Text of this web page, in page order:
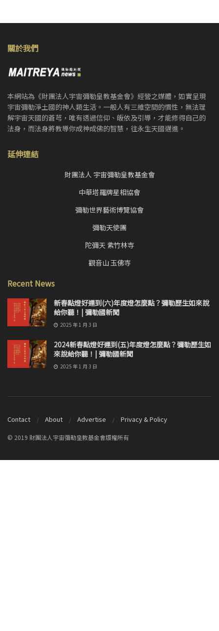
關於我們
本網站為《財團法人宇宙彌勒皇教基金會》經營之媒體，如實呈現
宇宙彌勒淨土國的神人類生活。一般人有三維空間的慣性，無法理
解宇宙天國的蒼芎，唯有透過信仰、皈依及引導，才能修得自己的
法身，而法身將教導你成神成佛的智慧，往永生天國邁進。
延伸連結
財團法人 宇宙彌勒皇教基金會
中華塔羅牌星相協會
彌勒世界藝術博覽協會
彌勒天使團
陀彌天 紫竹林寺
觀音山 玉佛寺
Recent News
新春點燈好運到(六)年度燈怎麼點？彌勒歷生如來說
給你聽！| 彌勒國新聞
2025 年 1 月 3 日
2024新春點燈好運到(五)年度燈怎麼點？彌勒歷生如
來說給你聽！| 彌勒國新聞
2025 年 1 月 3 日
Contact About Advertise Privacy & Policy
© 2019 財團法人宇宙彌勒皇教基金會版權所有